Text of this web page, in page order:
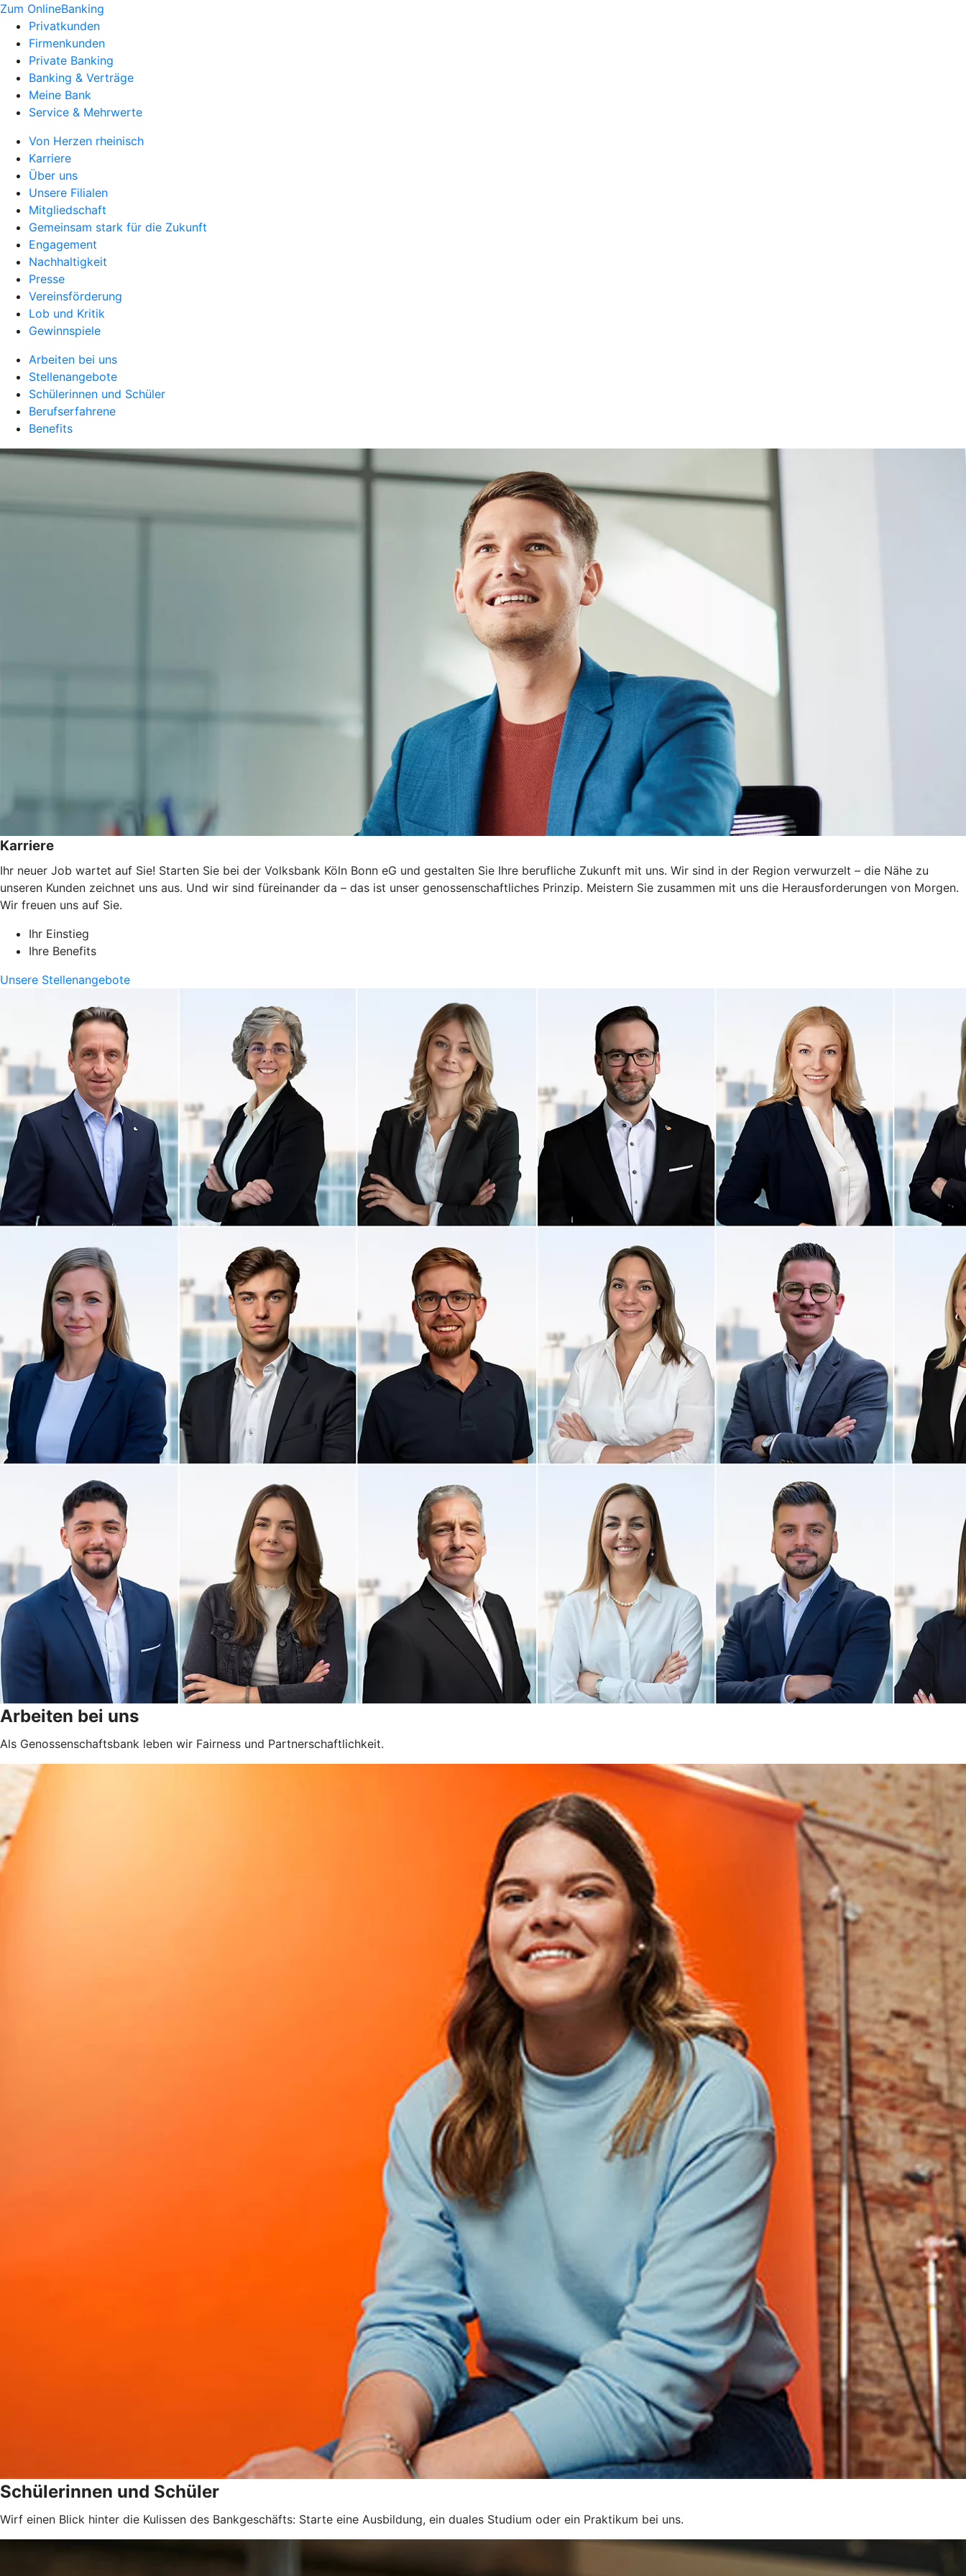
Zum OnlineBanking
Privatkunden
Firmenkunden
Private Banking
Banking & Verträge
Meine Bank
Service & Mehrwerte
Von Herzen rheinisch
Karriere
Über uns
Unsere Filialen
Mitgliedschaft
Gemeinsam stark für die Zukunft
Engagement
Nachhaltigkeit
Presse
Vereinsförderung
Lob und Kritik
Gewinnspiele
Arbeiten bei uns
Stellenangebote
Schülerinnen und Schüler
Berufserfahrene
Benefits
Karriere
Ihr neuer Job wartet auf Sie! Starten Sie bei der Volksbank Köln Bonn eG und gestalten Sie Ihre berufliche Zukunft mit uns. Wir sind in der Region verwurzelt – die Nähe zu
unseren Kunden zeichnet uns aus. Und wir sind füreinander da – das ist unser genossenschaftliches Prinzip. Meistern Sie zusammen mit uns die Herausforderungen von Morgen.
Wir freuen uns auf Sie.
Ihr Einstieg
Ihre Benefits
Unsere Stellenangebote
Arbeiten bei uns
Als Genossenschaftsbank leben wir Fairness und Partnerschaftlichkeit.
Schülerinnen und Schüler
Wirf einen Blick hinter die Kulissen des Bankgeschäfts: Starte eine Ausbildung, ein duales Studium oder ein Praktikum bei uns.